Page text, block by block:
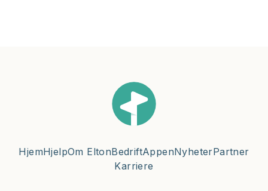
HjemHjelpOm EltonBedriftAppenNyheterPartner
Karriere